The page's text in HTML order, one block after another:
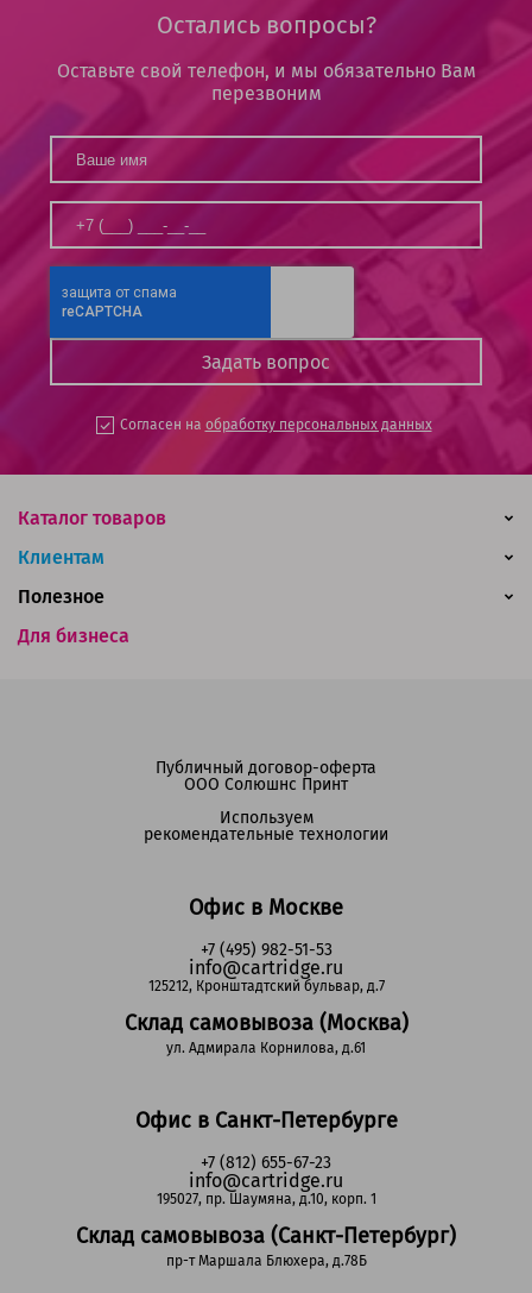
Остались вопросы?
Оставьте свой телефон, и мы обязательно Вам
перезвоним
Согласен на обработку персональных данных
Каталог товаров
Клиентам
Для бизнеса
Полезное
Офис в Москве
+7 (495) 982-51-53
info@cartridge.ru
125212, Кронштадтский бульвар, д.7
Склад самовывоза (Москва)
ул. Адмирала Корнилова, д.61
Офис в Санкт-Петербурге
+7 (812) 655-67-23
info@cartridge.ru
195027, пр. Шаумяна, д.10, корп. 1
Склад самовывоза (Санкт-Петербург)
пр-т Маршала Блюхера, д.78Б
Публичный договор-оферта
ООО Солюшнс Принт
Используем
рекомендательные технологии